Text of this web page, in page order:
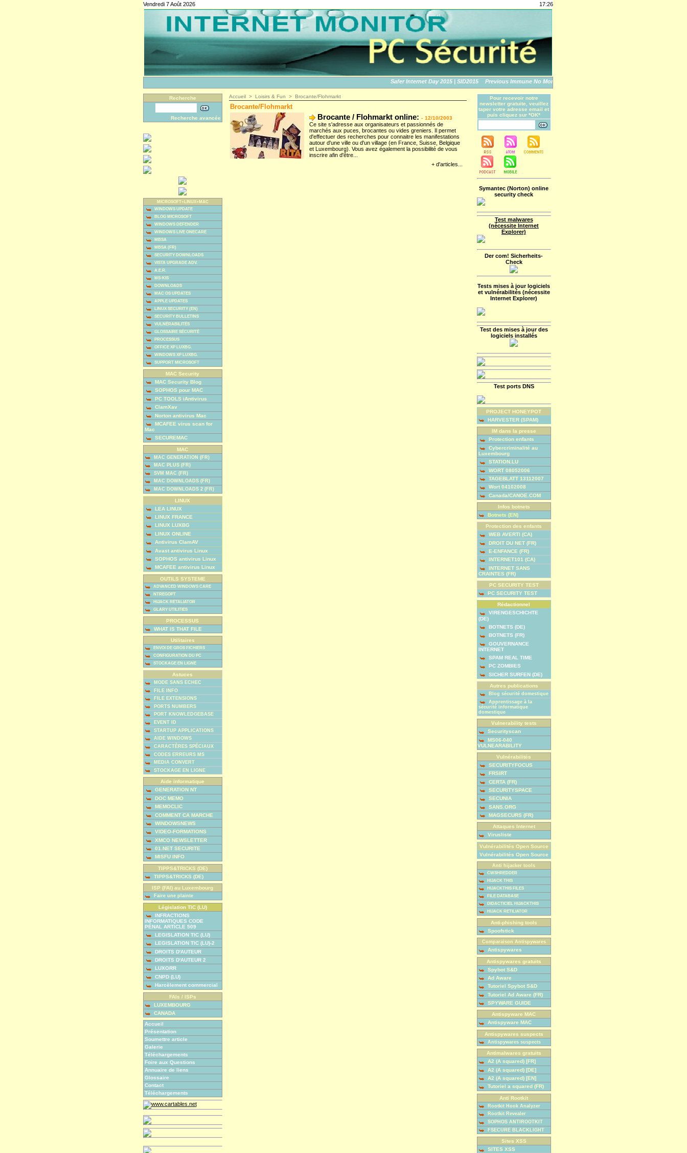
Vendredi 7 Août 2026 17:26
Safer Internet Day 2015 | SID2015 Previous Immune No More: An Apple Story
Recherche
Recherche avancée
MICROSOFT+LINUX+MAC
WINDOWS UPDATE
BLOG MICROSOFT
WINDOWS DEFENDER
WINDOWS LIVE ONECARE
MBSA
MBSA (FR)
SECURITY DOWNLOADS
VISTA UPGRADE ADV.
A.E.R.
MS-KIS
DOWNLOADS
MAC OS UPDATES
APPLE UPDATES
LINUX SECURITY (EN)
SECURITY BULLETINS
VULNÉRABILITÉS
GLOSSAIRE SÉCURITÉ
PROCESSUS
OFFICE XP LUXBG.
WINDOWS XP LUXBG.
SUPPORT MICROSOFT
MAC Security
MAC Security Blog
SOPHOS pour MAC
PC TOOLS iAntivirus
ClamXav
Norton antivirus Mac
MCAFEE virus scan for
Mac
SECUREMAC
MAC
MAC GENERATION (FR)
MAC PLUS (FR)
SVM MAC (FR)
MAC DOWNLOADS (FR)
MAC DOWNLOADS 2 (FR)
LINUX
LEA LINUX
LINUX FRANCE
LINUX LUXBG
LINUX ONLINE
Antivirus ClamAV
Avast antivirus Linux
SOPHOS antivirus Linux
MCAFEE antivirus Linux
OUTILS SYSTEME
ADVANCED WINDOWS CARE
NTREGOPT
HIJACK RETALIATOR
GLARY UTILITIES
PROCESSUS
WHAT IS THAT FILE
Utilitaires
ENVOI DE GROS FICHIERS
CONFIGURATION DU PC
STOCKAGE EN LIGNE
Astuces
MODE SANS ECHEC
FILE INFO
FILE EXTENSIONS
PORTS NUMBERS
PORT KNOWLEDGEBASE
EVENT ID
STARTUP APPLICATIONS
AIDE WINDOWS
CARACTÈRES SPÉCIAUX
CODES ERREURS MS
MEDIA CONVERT
STOCKAGE EN LIGNE
Aide informatique
GENERATION NT
DOC MEMO
MEMOCLIC
COMMENT CA MARCHE
WINDOWSNEWS
VIDEO-FORMATIONS
XMCO NEWSLETTER
01.NET SECURITE
MISFU INFO
TIPPS&TRICKS (DE)
TIPPS&TRICKS (DE)
ISP (FAI) au Luxembourg
Faire une plainte
Législation TIC (LU)
INFRACTIONS
INFORMATIQUES CODE
PÉNAL ARTICLE 509
LEGISLATION TIC (LU)
LEGISLATION TIC (LU)-2
DROITS D'AUTEUR
DROITS D'AUTEUR 2
LUXORR
CNPD (LU)
Harcèlement commercial
FAIs / ISPs
LUXEMBOURG
CANADA
Accueil
Présentation
Soumettre article
Galerie
Téléchargements
Foire aux Questions
Annuaire de liens
Glossaire
Contact
Téléchargements
Accueil > Loisirs & Fun > Brocante/Flohmarkt
Brocante/Flohmarkt
Brocante / Flohmarkt online: - 12/10/2003
Ce site s'adresse aux organisateurs et passionnés de
marchés aux puces, brocantes ou vides greniers. Il permet
d'effectuer des recherches pour connaitre les manifestations
autour d'une ville ou d'un village (en France, Suisse, Belgique
et Luxembourg). Vous avez également la possibilité de vous
inscrire afin d'être...
+ d'articles...
Pour recevoir notre
newsletter gratuite, veuillez
taper votre adresse email et
puis cliquez sur *OK*
Symantec (Norton) online
security check
Test malwares
(nécessite Internet
Explorer)
Der com! Sicherheits-
Check
Tests mises à jour logiciels
et vulnérabilités (nécessite
Internet Explorer)
Test des mises à jour des
logiciels installés
Test ports DNS
PROJECT HONEYPOT
HARVESTER (SPAM)
IM dans la presse
Protection enfants
Cybercriminalité au
Luxembourg
STATION.LU
WORT 08052006
TAGEBLATT 13112007
Wort 04102008
Canada/CANOE.COM
Infos botnets
Botnets (EN)
Protection des enfants
WEB AVERTI (CA)
DROIT DU NET (FR)
E-ENFANCE (FR)
INTERNET101 (CA)
INTERNET SANS
CRAINTES (FR)
PC SECURITY TEST
PC SECURITY TEST
Rédactionnel
VIRENGESCHICHTE
(DE)
BOTNETS (DE)
BOTNETS (FR)
GOUVERNANCE
INTERNET
SPAM REAL TIME
PC ZOMBIES
SICHER SURFEN (DE)
Autres publications
Blog sécurité domestique
Apprentissage à la
sécurité informatique
domestique
Vulnerability tests
Securityscan
MS06-040
VULNEARABILITY
Vulnérabilités
SECURITYFOCUS
FRSIRT
CERTA (FR)
SECURITYSPACE
SECUNIA
SANS.ORG
MAGSECURS (FR)
Attaques Internet
Virusliste
Vulnérabilités Open Source
Vulnérabilités Open Source
Anti hijacker tools
CWSHREDDER
HIJACK THIS
HIJACKTHIS FILES
FILE DATABASE
DIDACTICIEL HIJACKTHIS
HIJACK RETILIATOR
Anti-phishing tools
Spoofstick
Comparaison Antispywares
Antispywares
Antispywares gratuits
Spybot S&D
Ad Aware
Tutoriel Spybot S&D
Tutoriel Ad Aware (FR)
SPYWARE GUIDE
Antispyware MAC
Antispyware MAC
Antispywares suspects
Antispywares suspects
Antimalwares gratuits
A2 (A squared) [FR]
A2 (A squared) [DE]
A2 (A squared) [EN]
Tutoriel a squared (FR)
Anti Rootkit
Rootkit Hook Analyzer
Rootkit Revealer
SOPHOS ANTIROOTKIT
FSECURE BLACKLIGHT
Sites XSS
SITES XSS